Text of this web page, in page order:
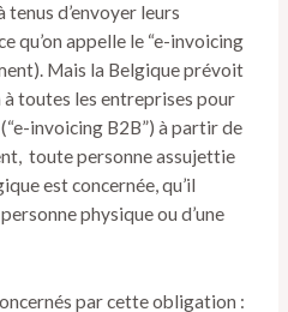
d’envoyer leurs
qu’on appelle le “e-invoicing
Mais la Belgique prévoit
toutes les entreprises pour
invoicing B2B”) à partir de
toute personne assujettie
est concernée, qu’il
physique ou d’une
par cette obligation :